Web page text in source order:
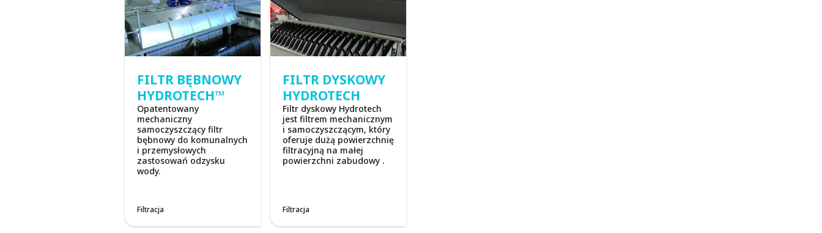
FILTR BĘBNOWY
HYDROTECH™
Opatentowany
mechaniczny
samoczyszczący filtr
bębnowy do komunalnych
i przemysłowych
zastosowań odzysku
wody.
Filtracja
FILTR DYSKOWY
HYDROTECH
Filtr dyskowy Hydrotech
jest filtrem mechanicznym
i samoczyszczącym, który
oferuje dużą powierzchnię
filtracyjną na małej
powierzchni zabudowy .
Filtracja